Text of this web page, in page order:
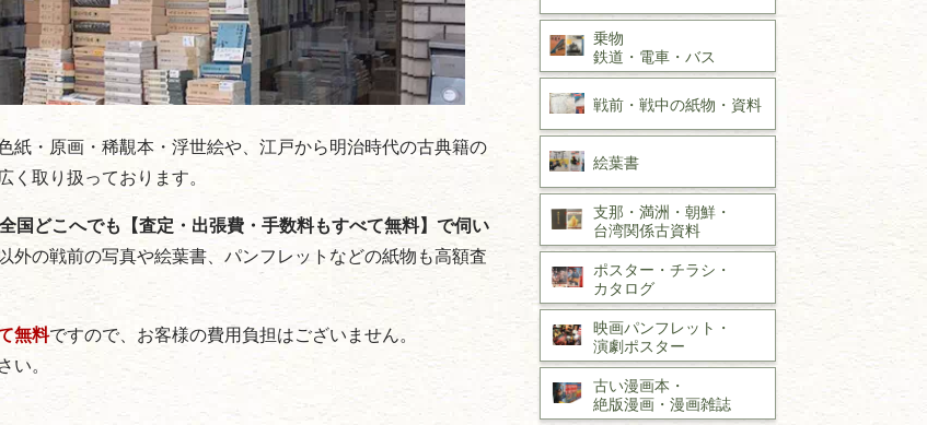
紙・原画・稀覯本・浮世絵や、江戸から明治時代の古典籍の
取り扱っております。
全国どこへでも【査定・出張費・手数料もすべて無料】で伺い
外の戦前の写真や絵葉書、パンフレットなどの紙物も高額査
無料ですので、お客様の費用負担はございません。
。
乗物
鉄道・ 電車・ バス
戦前・戦中の紙物・資料
絵葉書
支那・満洲・朝鮮・
台湾関係古資料
ポスター・チラシ・
カタログ
映画パンフレット・
演劇ポスター
古い漫画本・
絶版漫画・漫画雑誌